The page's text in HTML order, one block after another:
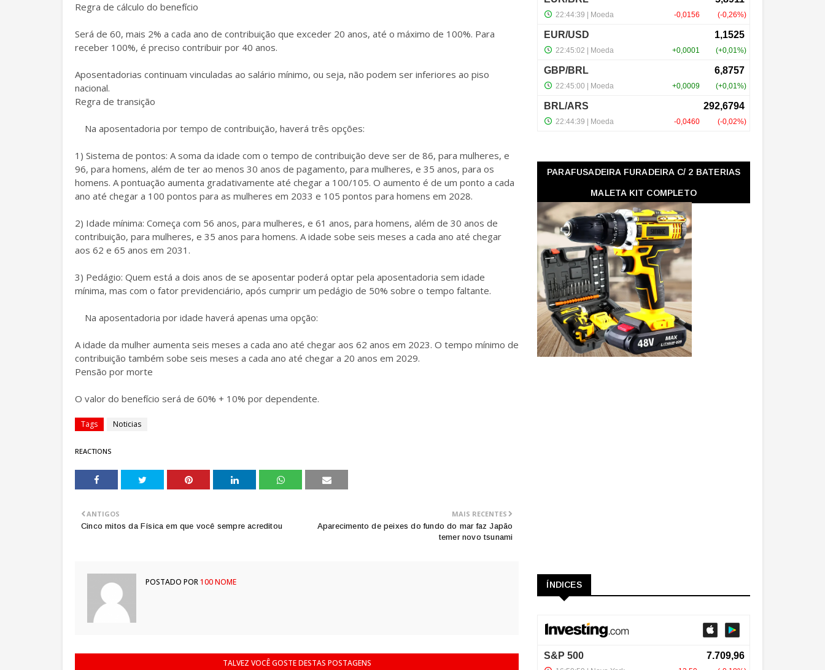
Regra de cálculo do benefício
Será de 60, mais 2% a cada ano de contribuição que exceder 20 anos, até o máximo de 100%. Para
receber 100%, é preciso contribuir por 40 anos.
Aposentadorias continuam vinculadas ao salário mínimo, ou seja, não podem ser inferiores ao piso
nacional.
Regra de transição
Na aposentadoria por tempo de contribuição, haverá três opções:
1) Sistema de pontos: A soma da idade com o tempo de contribuição deve ser de 86, para mulheres, e
96, para homens, além de ter ao menos 30 anos de pagamento, para mulheres, e 35 anos, para os
homens. A pontuação aumenta gradativamente até chegar a 100/105. O aumento é de um ponto a cada
ano até chegar a 100 pontos para as mulheres em 2033 e 105 pontos para homens em 2028.
2) Idade mínima: Começa com 56 anos, para mulheres, e 61 anos, para homens, além de 30 anos de
contribuição, para mulheres, e 35 anos para homens. A idade sobe seis meses a cada ano até chegar
aos 62 e 65 anos em 2031.
3) Pedágio: Quem está a dois anos de se aposentar poderá optar pela aposentadoria sem idade
mínima, mas com o fator previdenciário, após cumprir um pedágio de 50% sobre o tempo faltante.
Na aposentadoria por idade haverá apenas uma opção:
A idade da mulher aumenta seis meses a cada ano até chegar aos 62 anos em 2023. O tempo mínimo de
contribuição também sobe seis meses a cada ano até chegar a 20 anos em 2029.
Pensão por morte
O valor do benefício será de 60% + 10% por dependente.
Tags Noticias
REACTIONS
MAIS RECENTES
Aparecimento de peixes do fundo do mar faz Japão
temer novo tsunami
ANTIGOS
Cinco mitos da Física em que você sempre acreditou
POSTADO POR100 NOME
TALVEZ VOCÊ GOSTE DESTAS POSTAGENS
PARAFUSADEIRA FURADEIRA C/ 2 BATERIAS
MALETA KIT COMPLETO
ÍNDICES